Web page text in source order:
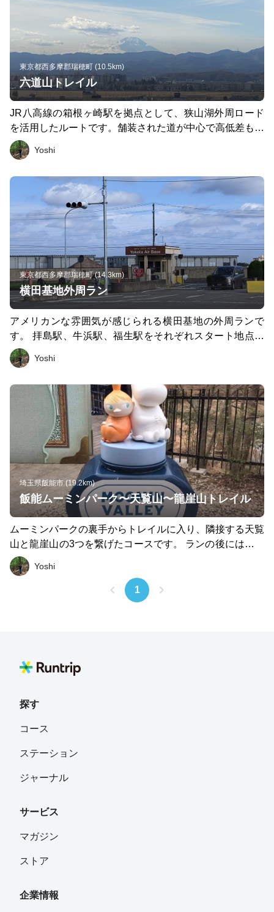
東京都西多摩郡瑞穂町 (10.5km)
六道山トレイル
JR八高線の箱根ヶ崎駅を拠点として、狭山湖外周ロード
を活用したルートです。舗装された道が中心で高低差も少
ないので気軽に走れます。 走力に応じて狭山湖まで足を
伸ばせば20kmほどのルートを作ることもできますが、今
ートになっています。
Yoshi
東京都西多摩郡瑞穂町 (14.3km)
横田基地外周ラン
アメリカンな雰囲気が感じられる横田基地の外周ランで
す。 拝島駅、牛浜駅、福生駅をそれぞれスタート地点に
した周回コースの設定も可能です。
Yoshi
埼玉県飯能市 (19.2km)
飯能ムーミンパーク〜天覧山〜龍崖山トレイル
ムーミンパークの裏手からトレイルに入り、隣接する天覧
山と龍崖山の3つを繋げたコースです。 ランの後には駅前
でクラフトビールも楽しめます。
Yoshi
1
探す
コース
ステーション
ジャーナル
サービス
マガジン
ストア
企業情報